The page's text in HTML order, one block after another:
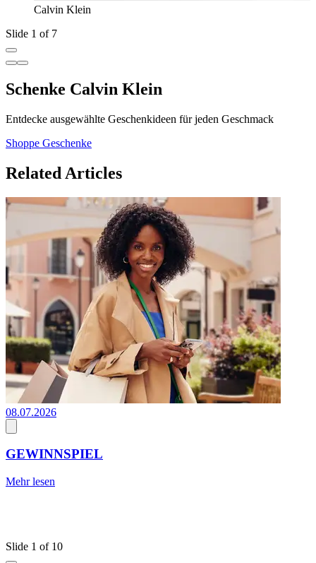
Calvin Klein
Slide 1 of 7
Schenke Calvin Klein
Entdecke ausgewählte Geschenkideen für jeden Geschmack
Shoppe Geschenke
Related Articles
08.07.2026
GEWINNSPIEL
Mehr lesen
Slide 1 of 10